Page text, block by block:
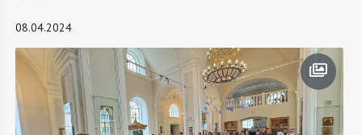
08.04.2024